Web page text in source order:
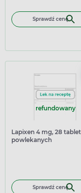
Sprawdź cenę
refundowany
Lapixen 4 mg, 28
powlekanych
Sprawdź cenę